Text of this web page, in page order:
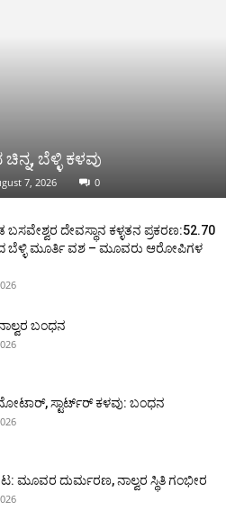
ಬೆಳ್ಳಿ ಕಳವು
7, 2026 0
ದೇವಸ್ಥಾನ ಕಳ್ಳತನ ಪ್ರಕರಣ:52.70
ಬೆಳ್ಳಿ ಮೂರ್ತಿ ವಶ – ಮೂವರು ಆರೋಪಿಗಳ
ಬಂಧನ
ಮೋಟಾರ್, ಸ್ಟಾರ್ಟ್‍ರ್ ಕಳವು: ಬಂಧನ
ಮೂವರ ದುರ್ಮರಣ, ನಾಲ್ವರ ಸ್ಥಿತಿ ಗಂಭೀರ